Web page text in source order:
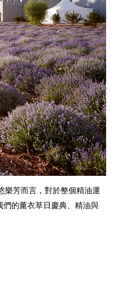
樂芳而言，對於整個精油運
的薰衣草日慶典、精油與